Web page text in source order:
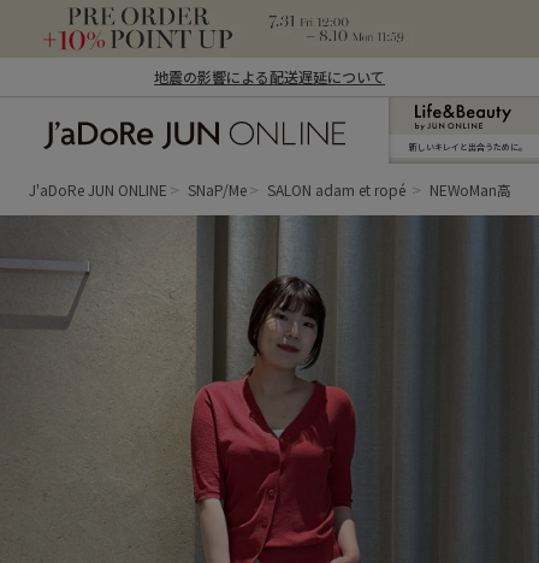
地震の影響による配送遅延について
ン オンライン）
新しいキレイと出合うために。
J'aDoRe JUN ONLINE SNaP/Me SALON adam et ropé NEWoMan高輪